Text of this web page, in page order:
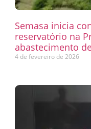
Semasa inicia
reservatório na
abastecimento
4 de fevereiro de 2026